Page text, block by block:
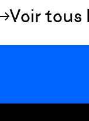
Voir tous